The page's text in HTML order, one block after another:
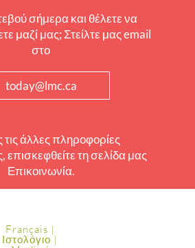
σήμερα και θέλετε να
μαζί μας; Στείλτε μας email
στο
today@lmc.ca
τις άλλες πληροφορίες
επισκεφθείτε τη σελίδα μας
Επικοινωνία.
Français |
Ιστολόγιο |